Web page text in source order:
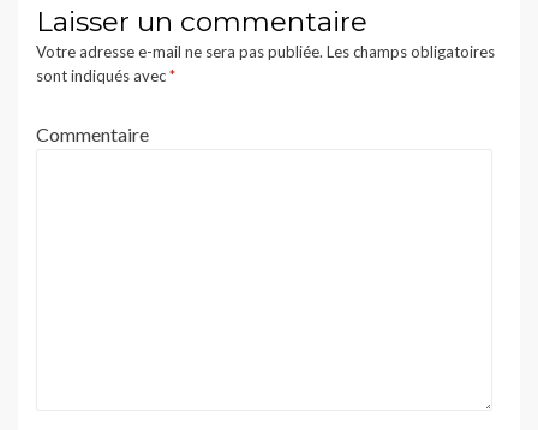
Laisser un commentaire
Votre adresse e-mail ne sera pas publiée. Les champs obligatoires
sont indiqués avec*
Commentaire